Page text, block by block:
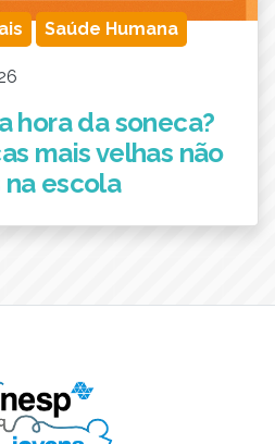
Saúde Humana
hora da soneca?
mais velhas não
escola